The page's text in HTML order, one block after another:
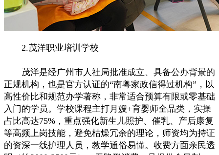
2.茂洋职业培训学校
茂洋是经广州市人社局批准成立、具备公办背景的
正规机构，也是官方认证的“南粤家政信得过机构”，以
高性价比和规范办学著称，非常适合预算有限或零基础
入门的学员。学校课程主打月嫂+育婴师全品类，实操
占比高达75%，重点强化新生儿照护、催乳、产后康复
等高频上岗技能，避免枯燥冗余的理论，师资均为持证
的资深一线护理人员，教学通俗易懂。收费方面亲民透